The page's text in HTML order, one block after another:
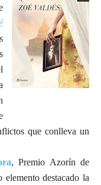
que conlleva un
, Premio Azorín de
destacado la